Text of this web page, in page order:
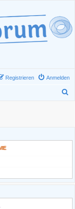
Anmelden
Registrieren